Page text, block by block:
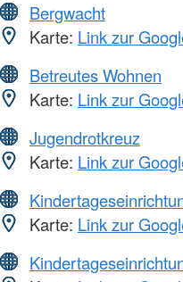
Bergwacht
Karte: Link zur
Betreutes Wohnen
Karte: Link zur
Jugendrotkreuz
Karte: Link zur
Karte: Link zur